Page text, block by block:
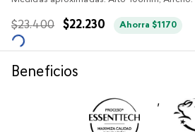
$23.400 $22.230 Ahorra$1170
Beneficios
,